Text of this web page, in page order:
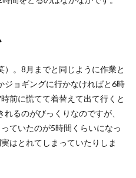
。8月までと同じように作業と
ジョギングに行かなければと6時
前に慌てて着替えて出て行くと
るのがびっくりなのですが、
ていたのが5時間くらいになっ
はとれてしまっていたりしま